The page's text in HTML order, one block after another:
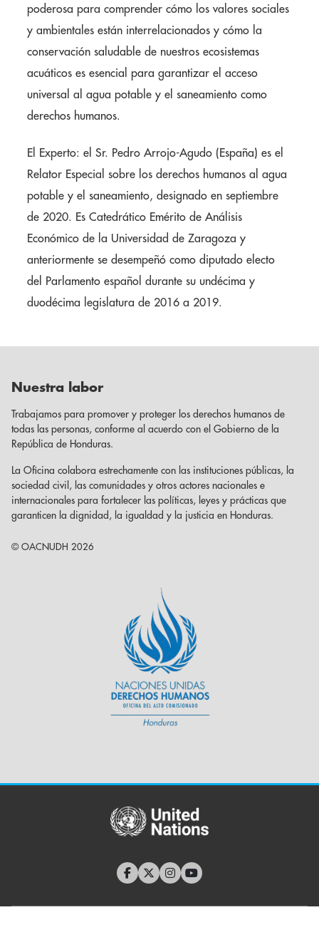
poderosa para comprender cómo los valores sociales
y ambientales están interrelacionados y cómo la
conservación saludable de nuestros ecosistemas
acuáticos es esencial para garantizar el acceso
universal al agua potable y el saneamiento como
derechos humanos.
El Experto: el Sr. Pedro Arrojo-Agudo (España) es el
Relator Especial sobre los derechos humanos al agua
potable y el saneamiento, designado en septiembre
de 2020. Es Catedrático Emérito de Análisis
Económico de la Universidad de Zaragoza y
anteriormente se desempeñó como diputado electo
del Parlamento español durante su undécima y
duodécima legislatura de 2016 a 2019.
Nuestra labor
Trabajamos para promover y proteger los derechos humanos de
todas las personas, conforme al acuerdo con el Gobierno de la
República de Honduras.
La Oficina colabora estrechamente con las instituciones públicas, la
sociedad civil, las comunidades y otros actores nacionales e
internacionales para fortalecer las políticas, leyes y prácticas que
garanticen la dignidad, la igualdad y la justicia en Honduras.
© OACNUDH 2026